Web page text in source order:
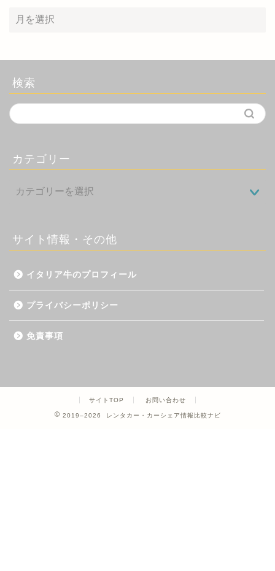
検索
カテゴリー
サイト情報・その他
イタリア牛のプロフィール
プライバシーポリシー
免責事項
サイトTOP お問い合わせ
2019–2026 レンタカー・カーシェア情報比較ナビ